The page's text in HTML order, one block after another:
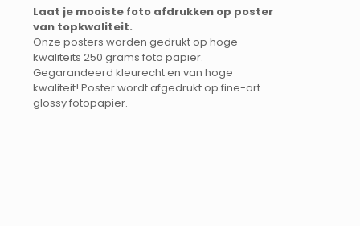
Laat je mooiste foto afdrukken op poster
van topkwaliteit.
Onze posters worden gedrukt op hoge
kwaliteits 250 grams foto papier.
Gegarandeerd kleurecht en van hoge
kwaliteit! Poster wordt afgedrukt op fine-art
glossy fotopapier.